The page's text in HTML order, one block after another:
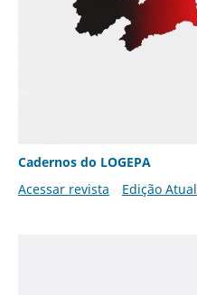
Cadernos do LOGEPA
Acessar revista
Edição Atual